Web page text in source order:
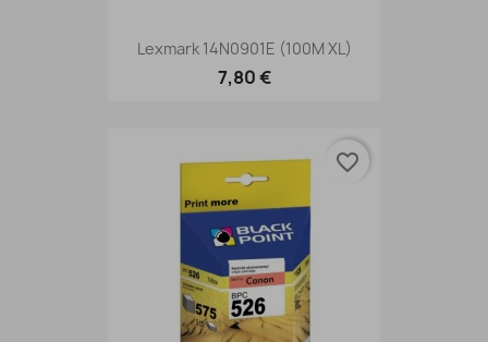
Lexmark 14N0901E (100M XL)
7,80 €
favorite_border